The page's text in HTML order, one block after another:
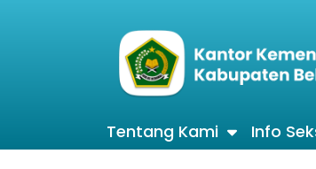
Tentang Kami Info